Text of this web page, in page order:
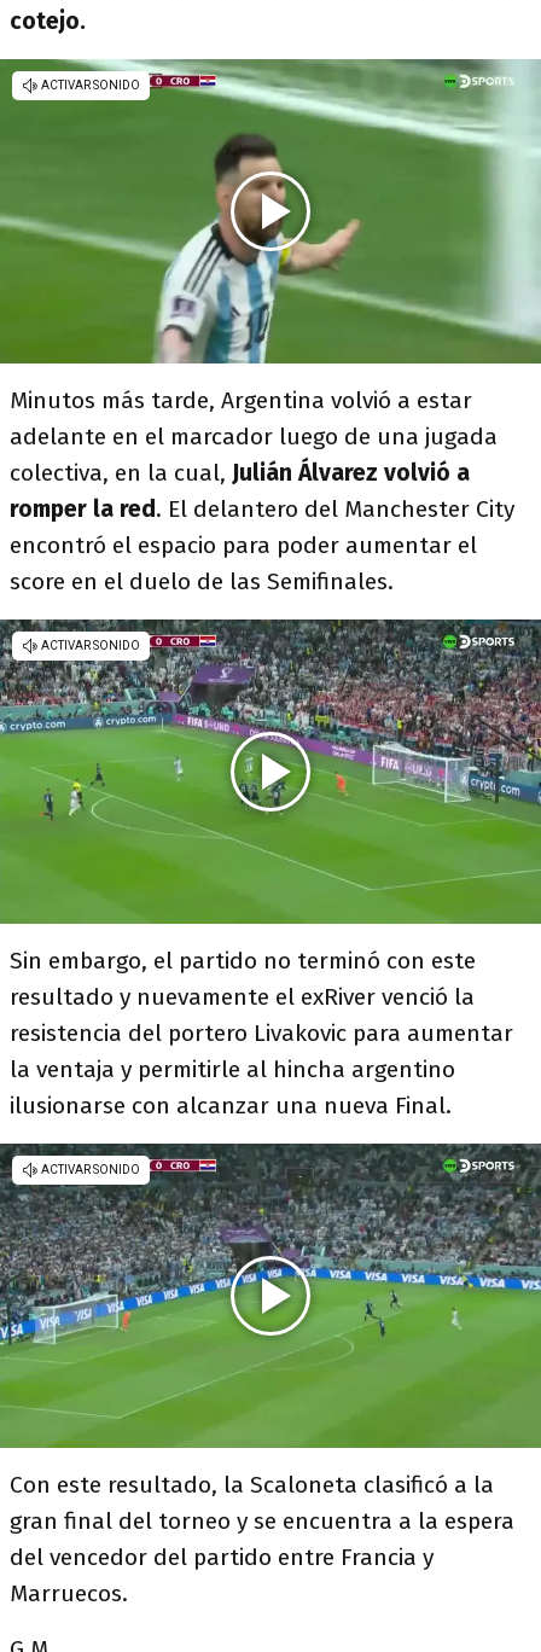
cotejo.
Minutos más tarde, Argentina volvió a estar
adelante en el marcador luego de una jugada
colectiva, en la cual, Julián Álvarez volvió a
romper la red. El delantero del Manchester City
encontró el espacio para poder aumentar el
score en el duelo de las Semifinales.
Sin embargo, el partido no terminó con este
resultado y nuevamente el exRiver venció la
resistencia del portero Livakovic para aumentar
la ventaja y permitirle al hincha argentino
ilusionarse con alcanzar una nueva Final.
Con este resultado, la Scaloneta clasificó a la
gran final del torneo y se encuentra a la espera
del vencedor del partido entre Francia y
Marruecos.